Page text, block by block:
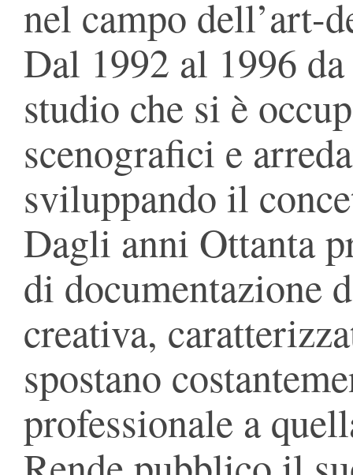
nel campo dell’art-
Dal 1992 al 1996
studio che si è
scenografici e
sviluppando il
Dagli anni Ottanta
di documentazione
creativa,
spostano
professionale a